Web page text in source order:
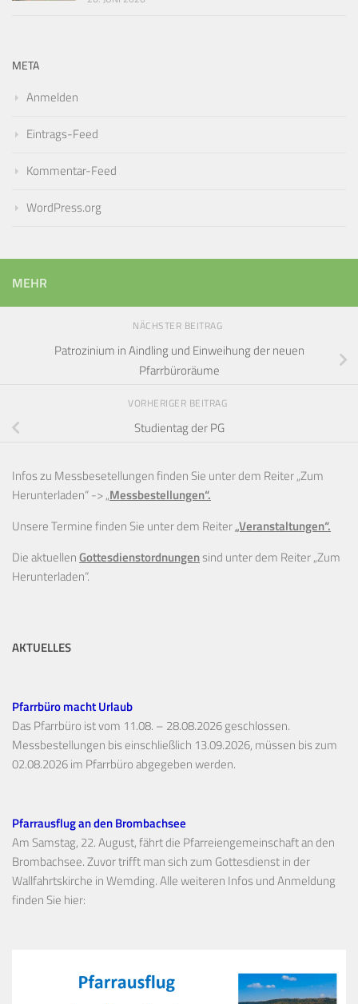
META
Anmelden
Eintrags-Feed
Kommentar-Feed
WordPress.org
MEHR
NÄCHSTER BEITRAG
Patrozinium in Aindling und Einweihung der neuen
Pfarrbüroräume
VORHERIGER BEITRAG
Studientag der PG
Infos zu Messbesetellungen finden Sie unter dem Reiter „Zum
Herunterladen“ ->„Messbestellungen“.
Unsere Termine finden Sie unter dem Reiter„Veranstaltungen“.
Die aktuellenGottesdienstordnungensind unter dem Reiter „Zum
Herunterladen“.
AKTUELLES
Pfarrbüro macht Urlaub
Das Pfarrbüro ist vom 11.08. – 28.08.2026 geschlossen.
Messbestellungen bis einschließlich 13.09.2026, müssen bis zum
02.08.2026 im Pfarrbüro abgegeben werden.
Pfarrausflug an den Brombachsee
Am Samstag, 22. August, fährt die Pfarreiengemeinschaft an den
Brombachsee. Zuvor trifft man sich zum Gottesdienst in der
Wallfahrtskirche in Wemding. Alle weiteren Infos und Anmeldung
finden Sie hier: